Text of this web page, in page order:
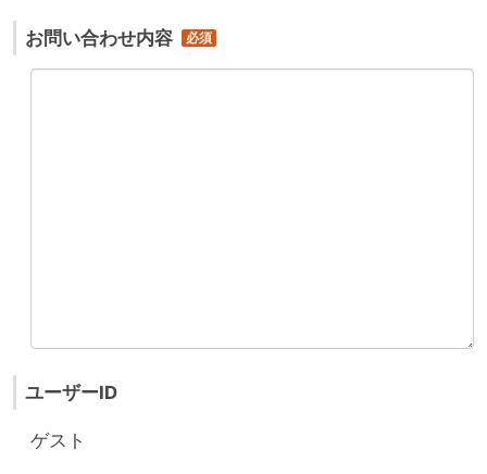
お問い合わせ内容
ユーザーID
ゲスト